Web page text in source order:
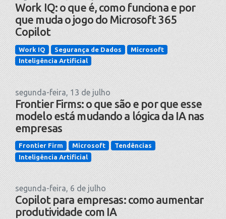
Work IQ: o que é, como funciona e por
que muda o jogo do Microsoft 365
Copilot
Work IQ Segurança de Dados
Microsoft
Inteligência Artificial
segunda-feira, 13 de julho
Frontier Firms: o que são e por que esse
modelo está mudando a lógica da IA nas
empresas
Frontier Firm Microsoft
Tendências
Inteligência Artificial
segunda-feira, 6 de julho
Copilot para empresas: como aumentar
produtividade com IA